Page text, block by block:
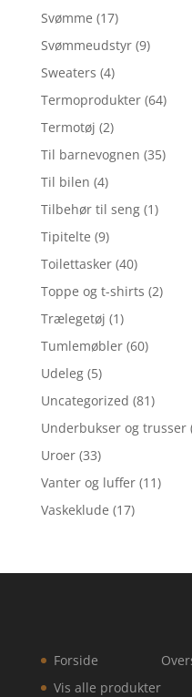
Svømme (17)
Svømmeudstyr (9)
Sweaters (4)
Termoprodukter (64)
Termotøj (2)
Til barnevognen (35)
Til bilen (4)
Tilbehør til seng (1)
Tipitelte (9)
Toilettasker (40)
Toppe og t-shirts (2)
Trælegetøj (1)
Tumlemøbler (60)
Udeleg (5)
Uncategorized (81)
Underbukser og trusser
Uroer (33)
Vanter og luffer (11)
Vaskeklude (17)
Forside
Vis alle produkter